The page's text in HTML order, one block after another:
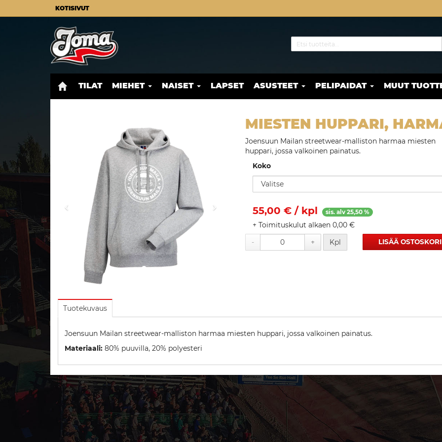
KOTISIVUT
TILAT MIEHET NAISET LAPSET ASUSTEET PELIPAIDAT MUUT
MIESTEN HUPPARI,
Joensuun Mailan streetwear-malliston harmaa miesten
huppari, jossa valkoinen painatus.
Koko
55,00 € / kpl sis. alv 25,50 %
+ Toimituskulut alkaen 0,00 €
-
+ Kpl LISÄÄ
Tuotekuvaus
Joensuun Mailan streetwear-malliston harmaa miesten huppari, jossa valkoinen painatus.
Materiaali: 80% puuvilla, 20% polyesteri